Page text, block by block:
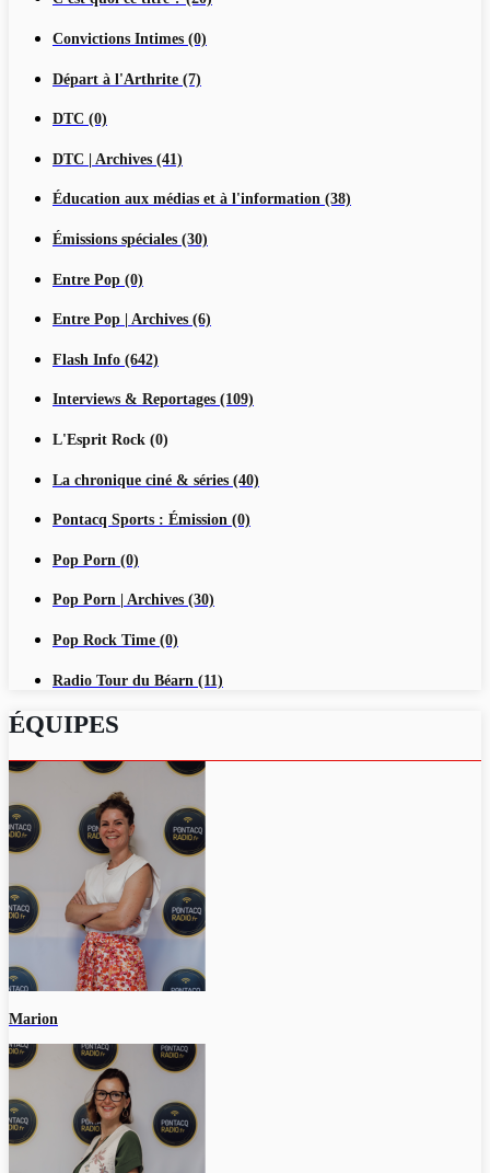
Convictions Intimes (0)
Départ à l'Arthrite (7)
DTC (0)
DTC | Archives (41)
Éducation aux médias et à l'information (38)
Émissions spéciales (30)
Entre Pop (0)
Entre Pop | Archives (6)
Flash Info (642)
Interviews & Reportages (109)
L'Esprit Rock (0)
La chronique ciné & séries (40)
Pontacq Sports : Émission (0)
Pop Porn (0)
Pop Porn | Archives (30)
Pop Rock Time (0)
Radio Tour du Béarn (11)
ÉQUIPES
Marion